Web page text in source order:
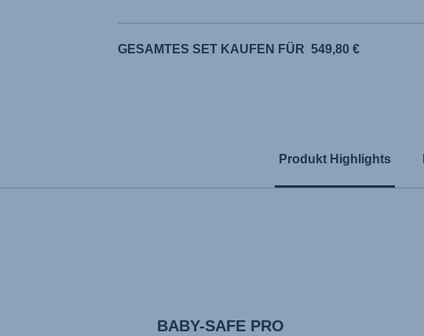
GESAMTES SET KAUFEN FÜR 549,80 €
Produkt Highlights
BABY-SAFE PRO